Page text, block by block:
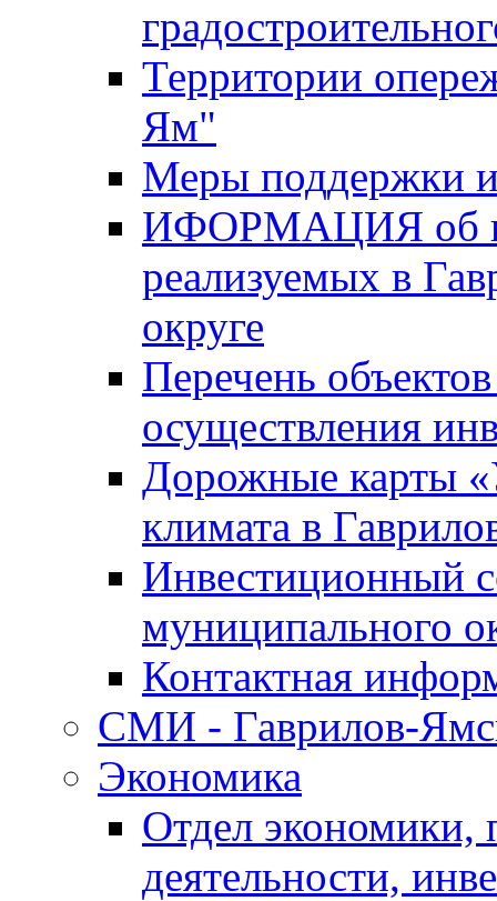
Территории
Ям"
Меры поддержки
ИФОРМАЦИЯ об
реализуемых в
округе
Перечень
осуществления
Дорожные карты
климата в
Инвестиционный
муниципального
Контактная
СМИ - Гаврилов-
Экономика
Отдел экономики,
деятельности,